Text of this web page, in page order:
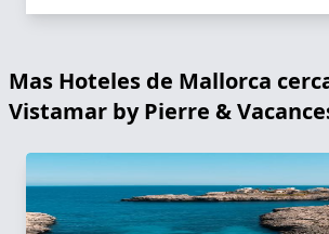
Mas Hoteles de Mallorca
Vistamar by Pierre &